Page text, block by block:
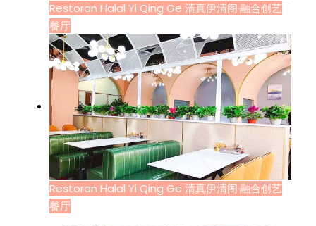
Restoran Halal Yi Qing Ge 清真伊清阁·融合创艺
餐厅
Restoran Halal Yi Qing Ge 清真伊清阁·融合创艺
餐厅